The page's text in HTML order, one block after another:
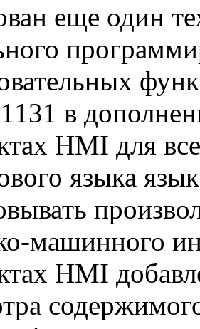
еще один
в
HMI для
языка
машинного
HMI